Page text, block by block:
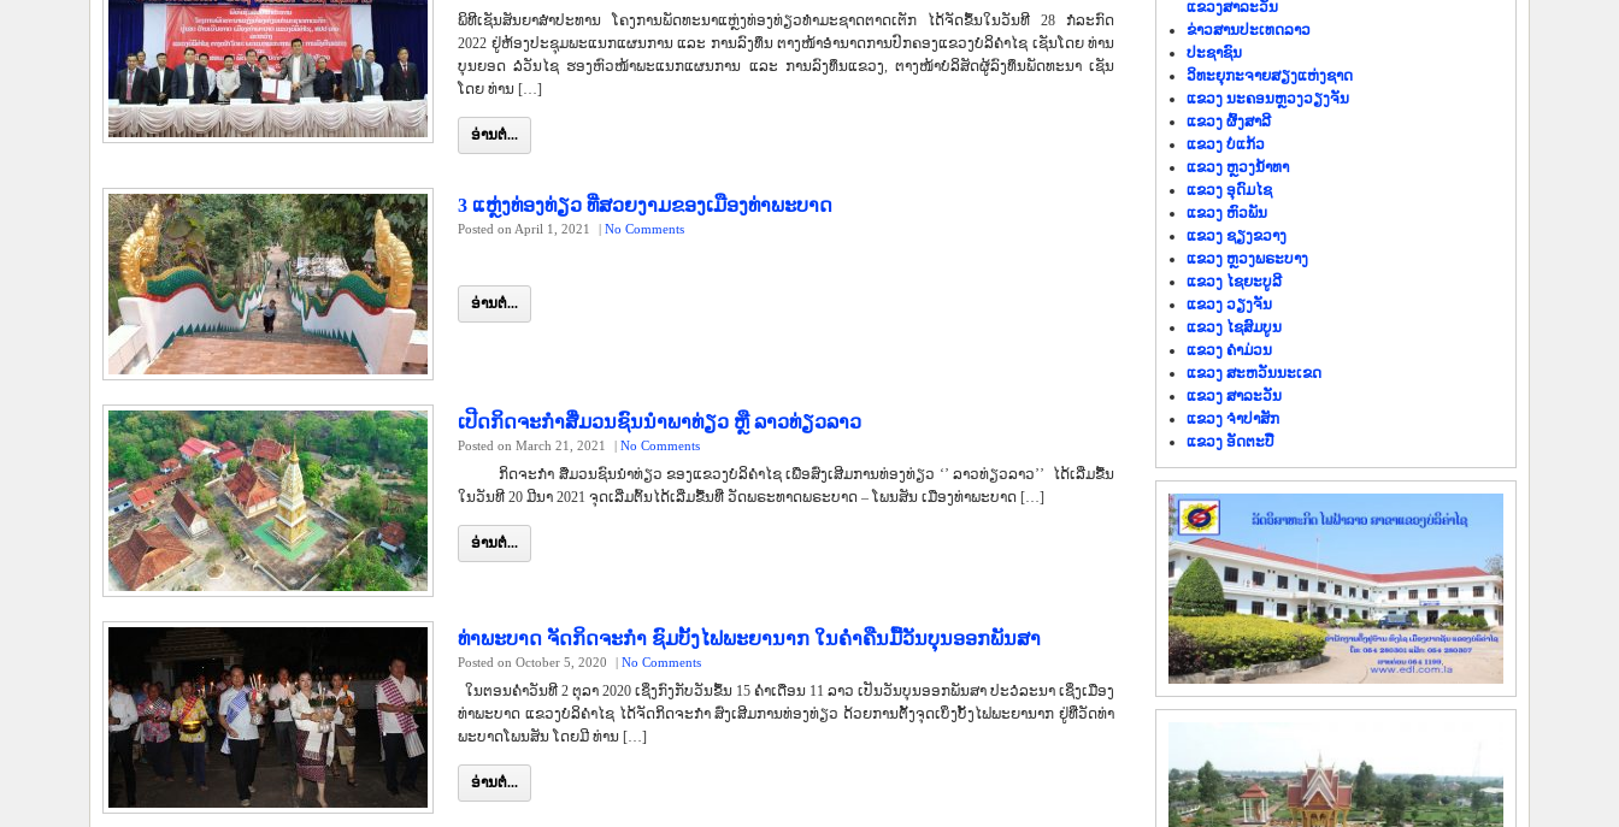
ພິທີເຊັນສັນຍາສໍາປະທານ ໂຄງການພັດທະນາແຫຼ່ງທ່ອງທ່ຽວທໍາມະຊາດຕາດເຕັກ ໄດ້ຈັດຂຶ້ນໃນວັນທີ 28 ກໍລະກົດ
2022 ຢູ່ຫ້ອງປະຊຸມພະແນກແຜນການ ແລະ ການລົງທຶນ ຕາງໜ້າອໍານາດການປົກຄອງແຂວງບໍລິຄຳໄຊ ເຊັນໂດຍ ທ່ານ
ບຸນຍອດ ລໍວັນໄຊ ຮອງຫົວໜ້າພະແນກແຜນການ ແລະ ການລົງທຶນແຂວງ, ຕາງໜ້າບໍລິສັດຜູ້ລົງທຶນພັດທະນາ ເຊັນ
ໂດຍ ທ່ານ […]
ອ່ານຕໍ່...
3 ແຫຼ່ງທ່ອງທ່ຽວ ທີ່ສວຍງາມຂອງເມືອງທ່າພະບາດ
Posted on April 1, 2021 | No Comments
ອ່ານຕໍ່...
ເປີດກິດຈະກຳສື່ມວນຊົນນຳພາທ່ຽວ ຫຼື ລາວທ່ຽວລາວ
Posted on March 21, 2021 | No Comments
ກິດຈະກຳ ສື່ມວນຊົນນຳທ່ຽວ ຂອງແຂວງບໍລິຄຳໄຊ ເພື່ອສົ່ງເສີມການທ່ອງທ່ຽວ ‘’ ລາວທ່ຽວລາວ’’ ໄດ້ເລີ່ມຂື້ນ
ໃນວັນທີ 20 ມີນາ 2021 ຈຸດເລີ່ມຕົ້ນໄດ້ເລີ່ມຂື້ນທີ່ ວັດພຣະທາດພຣະບາດ – ໂພນສັນ ເມືອງທ່າພະບາດ […]
ອ່ານຕໍ່...
ທ່າພະບາດ ຈັດກິດຈະກໍາ ຊົມບັ້ງໄຟພະຍານາກ ໃນຄໍ່າຄືນມື້ວັນບຸນອອກພັນສາ
Posted on October 5, 2020 | No Comments
ໃນຕອນຄໍ່າວັນທີ 2 ຕຸລາ 2020 ເຊິ່ງກົງກັບວັນຂຶ້ນ 15 ຄໍ່າເດືອນ 11 ລາວ ເປັນວັນບຸນອອກພັນສາ ປະວໍລະນາ ເຊິ່ງເມືອງ
ທ່າພະບາດ ແຂວງບໍລິຄຳໄຊ ໄດ້ຈັດກິດຈະກໍາ ສົ່ງເສີມການທ່ອງທ່ຽວ ດ້ວຍການຕັ້ງຈຸດເບິ່ງບັ້ງໄຟພະຍານາກ ຢູ່ທີ່ວັດທ່າ
ພະບາດໂພນສັນ ໂດຍມີ ທ່ານ […]
ອ່ານຕໍ່...
ແຂວງສາລະວັນ
ຂ່າວ​ສານ​ປະ​ເທດ​ລາວ
ປະ​ຊາ​ຊົນ
ວິທະຍຸກະຈາຍສຽງແຫ່ງຊາດ
ແຂວງ ນະ​ຄອນຫຼວງວຽງ​ຈັນ
ແຂວງ ຜົ້ງ​ສາ​ລີ
ແຂວງ ບໍ່​ແກ້ວ
ແຂວງ ຫຼວງນໍ້າທາ
ແຂວງ ອຸດົມໄຊ
ແຂວງ ຫົວພັນ
ແຂວງ ຊຽງຂວາງ
ແຂວງ ຫຼວງພຣະບາງ
ແຂວງ ໄຊຍະບູລີ
ແຂວງ ວຽງຈັນ
ແຂວງ ໄຊສົມບູນ
ແຂວງ ຄຳມ່ວນ
ແຂວງ ສະຫວັນນະເຂດ
ແຂວງ ສາລະວັນ
ແຂວງ ຈຳປາສັກ
ແຂວງ ອັດຕະປື